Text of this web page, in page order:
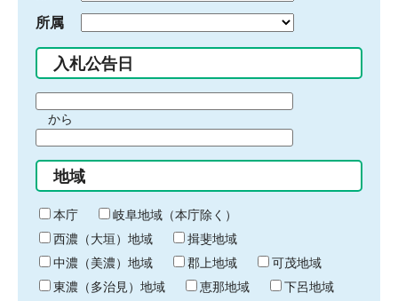
所属
入札公告日
間
始
り
から
間
終
わ
り
地域
本庁
岐阜地域（本庁除く）
西濃（大垣）地域
揖斐地域
中濃（美濃）地域
郡上地域
可茂地域
東濃（多治見）地域
恵那地域
下呂地域